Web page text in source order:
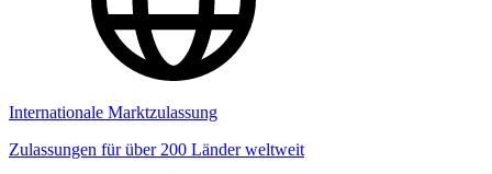
Internationale Marktzulassung
Zulassungen für über 200 Länder weltweit